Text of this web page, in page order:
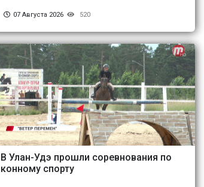
07 Августа 2026 520
В Улан-Удэ прошли соревнования по
конному спорту